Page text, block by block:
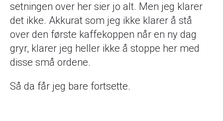
setningen over her sier jo alt. Men jeg klarer
det ikke. Akkurat som jeg ikke klarer å stå
over den første kaffekoppen når en ny dag
gryr, klarer jeg heller ikke å stoppe her med
disse små ordene.
Så da får jeg bare fortsette.